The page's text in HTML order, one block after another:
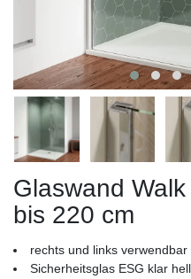
Glaswand
bis 220 cm
rechts und links verwendbar
Sicherheitsglas ESG klar